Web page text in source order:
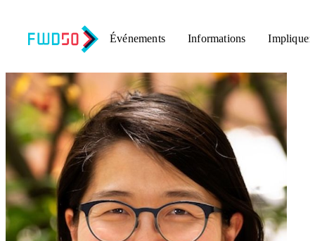
Événements Informations